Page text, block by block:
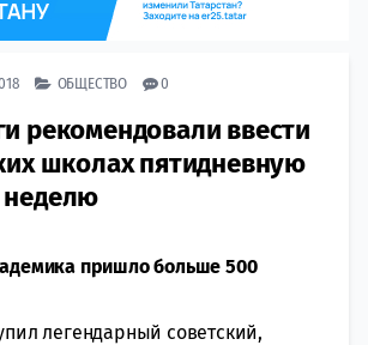
ОБЩЕСТВО 0
рекомендовали ввести
школах пятидневную
пришло больше 500
легендарный советский,